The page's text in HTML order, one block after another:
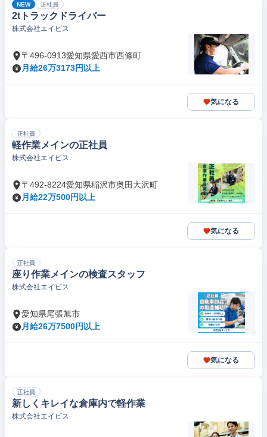
NEW 正社員
2tトラックドライバー
株式会社エイビス
〒496-0913愛知県愛西市西條町
月給26万3173円以上
気になる
正社員
軽作業メインの正社員
株式会社エイビス
〒492-8224愛知県稲沢市奥田大沢町
月給22万500円以上
気になる
正社員
座り作業メインの検査スタッフ
株式会社エイビス
愛知県尾張旭市
月給26万7500円以上
気になる
正社員
新しくキレイな倉庫内で軽作業
株式会社エイビス